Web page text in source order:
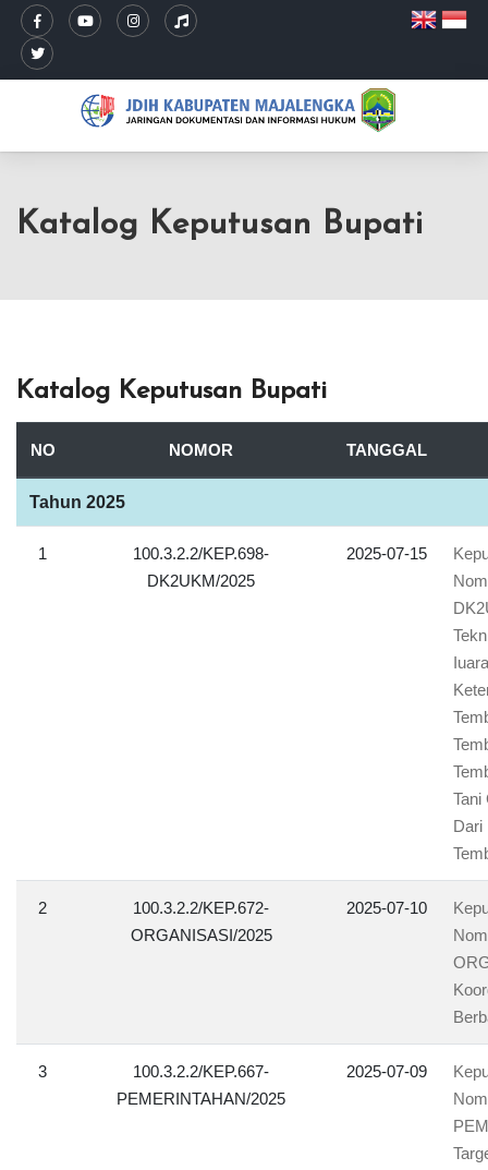
Katalog Keputusan Bupati
Katalog Keputusan Bupati
NO NOMOR TANGGAL
Tahun 2025
1
100.3.2.2/KEP.698-
DK2UKM/2025
2025-07-15
Tani
Dari
2
100.3.2.2/KEP.672-
ORGANISASI/2025
2025-07-10
3
100.3.2.2/KEP.667-
PEMERINTAHAN/2025
2025-07-09